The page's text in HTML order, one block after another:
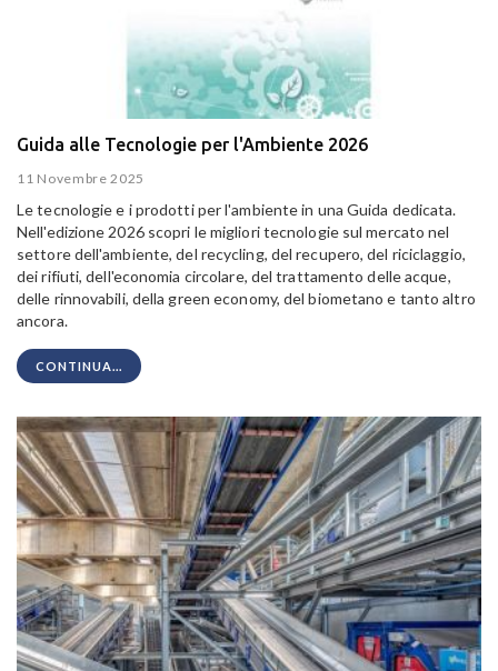
Guida alle Tecnologie per l'Ambiente 2026
11 Novembre 2025
Le tecnologie e i prodotti per l'ambiente in una Guida dedicata.
Nell'edizione 2026 scopri le migliori tecnologie sul mercato nel
settore dell'ambiente, del recycling, del recupero, del riciclaggio,
dei rifiuti, dell'economia circolare, del trattamento delle acque,
delle rinnovabili, della green economy, del biometano e tanto altro
ancora.
CONTINUA...